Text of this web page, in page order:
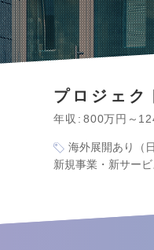
プロジェク
年収 800万円～
海外展開あり（
新規事業・新サービ